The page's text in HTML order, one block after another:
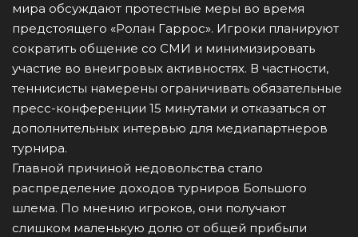
мира обсуждают протестные меры во время
предстоящего «Ролан Гаррос». Игроки планируют
сократить общение со СМИ и минимизировать
участие во внеигровых активностях. В частности,
теннисисты намерены ограничивать обязательные
пресс-конференции 15 минутами и отказаться от
дополнительных интервью для медиапартнеров
турнира.
Главной причиной недовольства стало
распределение доходов турниров Большого
шлема. По мнению игроков, они получают
слишком маленькую долю от общей прибыли